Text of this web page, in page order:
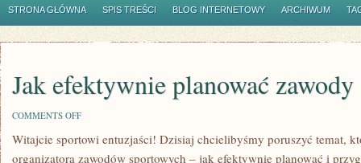
STRONA GŁÓWNA SPIS TREŚCI BLOG INTERNETOWY ARCHIWUM
Jak efektywnie planować
COMMENTS OFFON
EFEKTYWNIE
Witajcie sportowi⁣ entuzjaści! Dzisiaj ‌chcielibyśmy poruszyć temat,
organizatora​ zawodów sportowych – jak ⁢efektywnie planować i